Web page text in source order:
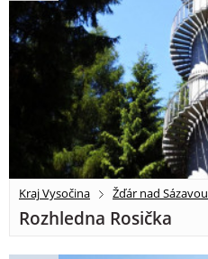
Kraj Vysočina Žďár nad Sázavou
Rozhledna Rosička